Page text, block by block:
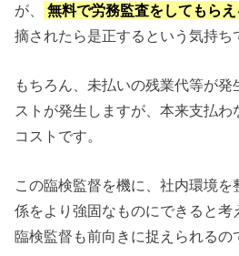
が、 無料で労務監査をしてもら
摘されたら是正するという気持ち
もちろん、未払いの残業代等が発
ストが発生しますが、本来支払わ
コストです。
この臨検監督を機に、社内環境を
係をより強固なものにできると考
臨検監督も前向きに捉えられるの